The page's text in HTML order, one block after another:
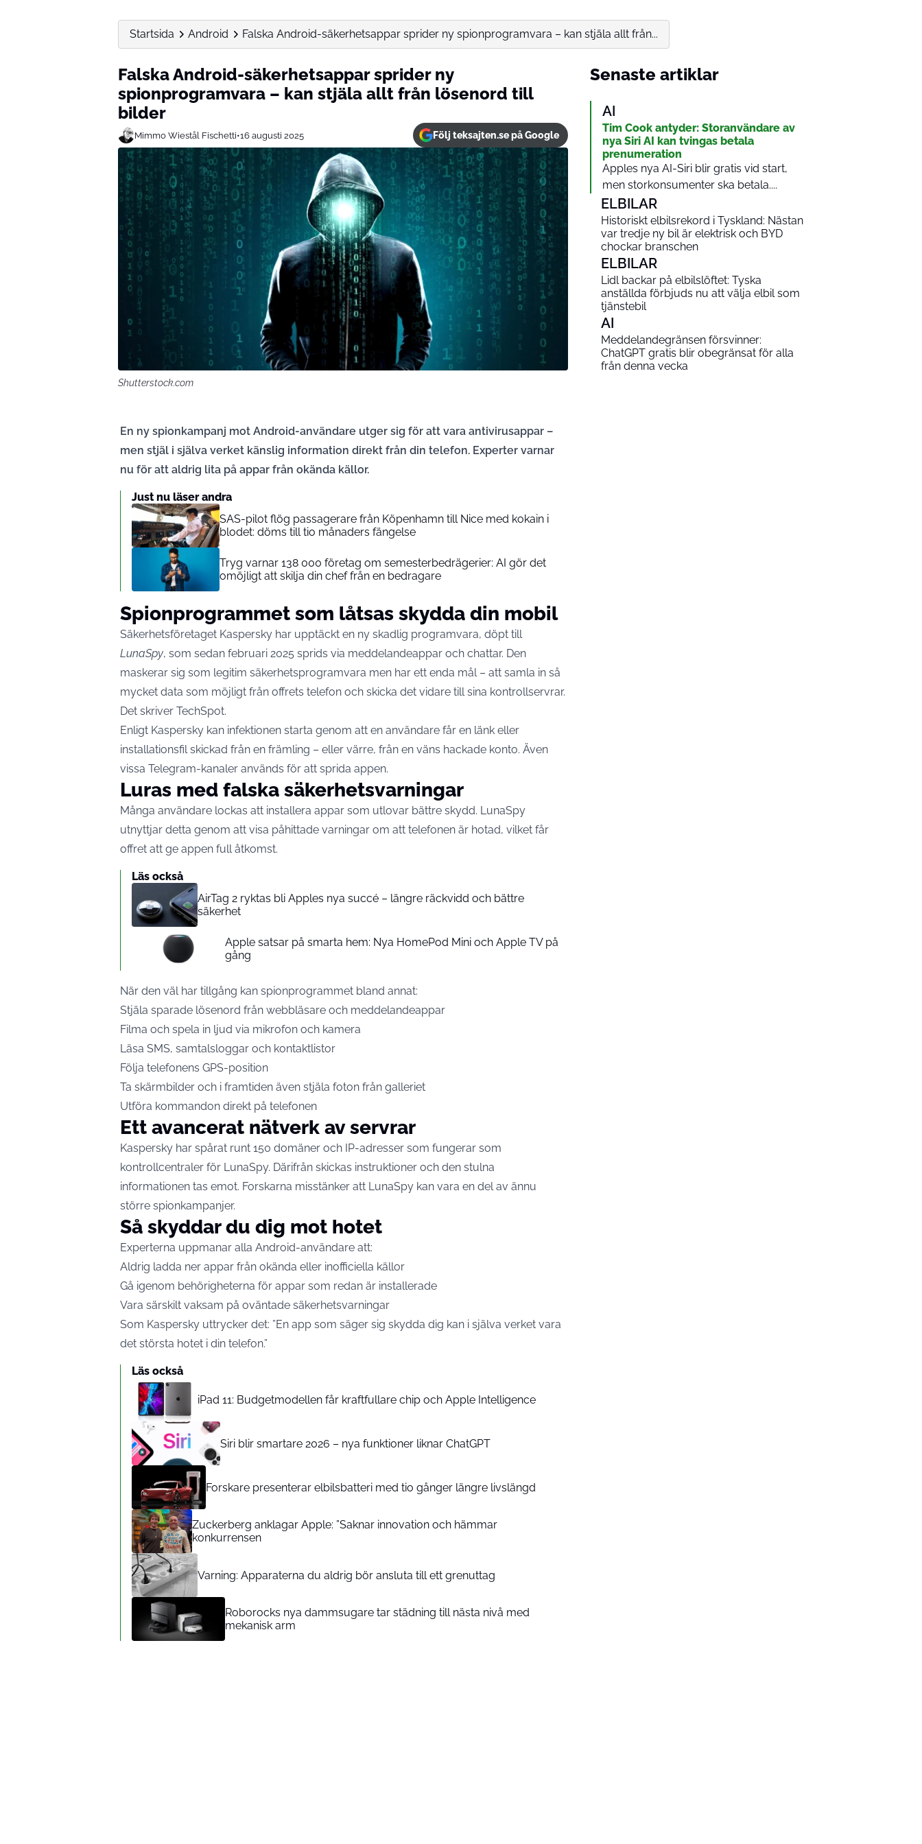
Startsida Android Falska Android-säkerhetsappar sprider ny spionprogramvara – kan stjäla allt från...
Falska Android-säkerhetsappar sprider ny
spionprogramvara – kan stjäla allt från lösenord till
bilder
Mimmo Wiestål Fischetti•16 augusti 2025 Följ teksajten.se på Google
Shutterstock.com
En ny spionkampanj mot Android-användare utger sig för att vara antivirusappar –
men stjäl i själva verket känslig information direkt från din telefon. Experter varnar
nu för att aldrig lita på appar från okända källor.
Just nu läser andra
SAS-pilot flög passagerare från Köpenhamn till Nice med kokain i
blodet: döms till tio månaders fängelse
Tryg varnar 138 000 företag om semesterbedrägerier: AI gör det
omöjligt att skilja din chef från en bedragare
Spionprogrammet som låtsas skydda din mobil
Säkerhetsföretaget Kaspersky har upptäckt en ny skadlig programvara, döpt till
LunaSpy, som sedan februari 2025 sprids via meddelandeappar och chattar. Den
maskerar sig som legitim säkerhetsprogramvara men har ett enda mål – att samla in så
mycket data som möjligt från offrets telefon och skicka det vidare till sina kontrollservrar.
Det skriver TechSpot.
Enligt Kaspersky kan infektionen starta genom att en användare får en länk eller
installationsfil skickad från en främling – eller värre, från en väns hackade konto. Även
vissa Telegram-kanaler används för att sprida appen.
Luras med falska säkerhetsvarningar
Många användare lockas att installera appar som utlovar bättre skydd. LunaSpy
utnyttjar detta genom att visa påhittade varningar om att telefonen är hotad, vilket får
offret att ge appen full åtkomst.
Läs också
AirTag 2 ryktas bli Apples nya succé – längre räckvidd och bättre
säkerhet
Apple satsar på smarta hem: Nya HomePod Mini och Apple TV på
gång
När den väl har tillgång kan spionprogrammet bland annat:
Stjäla sparade lösenord från webbläsare och meddelandeappar
Filma och spela in ljud via mikrofon och kamera
Läsa SMS, samtalsloggar och kontaktlistor
Följa telefonens GPS-position
Ta skärmbilder och i framtiden även stjäla foton från galleriet
Utföra kommandon direkt på telefonen
Ett avancerat nätverk av servrar
Kaspersky har spårat runt 150 domäner och IP-adresser som fungerar som
kontrollcentraler för LunaSpy. Därifrån skickas instruktioner och den stulna
informationen tas emot. Forskarna misstänker att LunaSpy kan vara en del av ännu
större spionkampanjer.
Så skyddar du dig mot hotet
Experterna uppmanar alla Android-användare att:
Aldrig ladda ner appar från okända eller inofficiella källor
Gå igenom behörigheterna för appar som redan är installerade
Vara särskilt vaksam på oväntade säkerhetsvarningar
Som Kaspersky uttrycker det: ”En app som säger sig skydda dig kan i själva verket vara
det största hotet i din telefon.”
Läs också
iPad 11: Budgetmodellen får kraftfullare chip och Apple Intelligence
Siri blir smartare 2026 – nya funktioner liknar ChatGPT
Forskare presenterar elbilsbatteri med tio gånger längre livslängd
Zuckerberg anklagar Apple: ”Saknar innovation och hämmar
konkurrensen
Varning: Apparaterna du aldrig bör ansluta till ett grenuttag
Roborocks nya dammsugare tar städning till nästa nivå med
mekanisk arm
Senaste artiklar
AI
Tim Cook antyder: Storanvändare av
nya Siri AI kan tvingas betala
prenumeration
Apples nya AI-Siri blir gratis vid start,
men storkonsumenter ska betala....
ELBILAR
Historiskt elbilsrekord i Tyskland: Nästan
var tredje ny bil är elektrisk och BYD
chockar branschen
ELBILAR
Lidl backar på elbilslöftet: Tyska
anställda förbjuds nu att välja elbil som
tjänstebil
AI
Meddelandegränsen försvinner:
ChatGPT gratis blir obegränsat för alla
från denna vecka